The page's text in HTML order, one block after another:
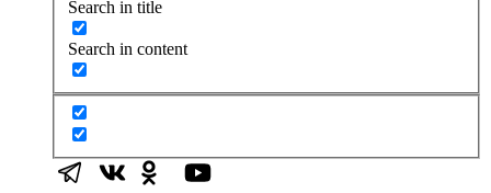
Search in title
Search in content